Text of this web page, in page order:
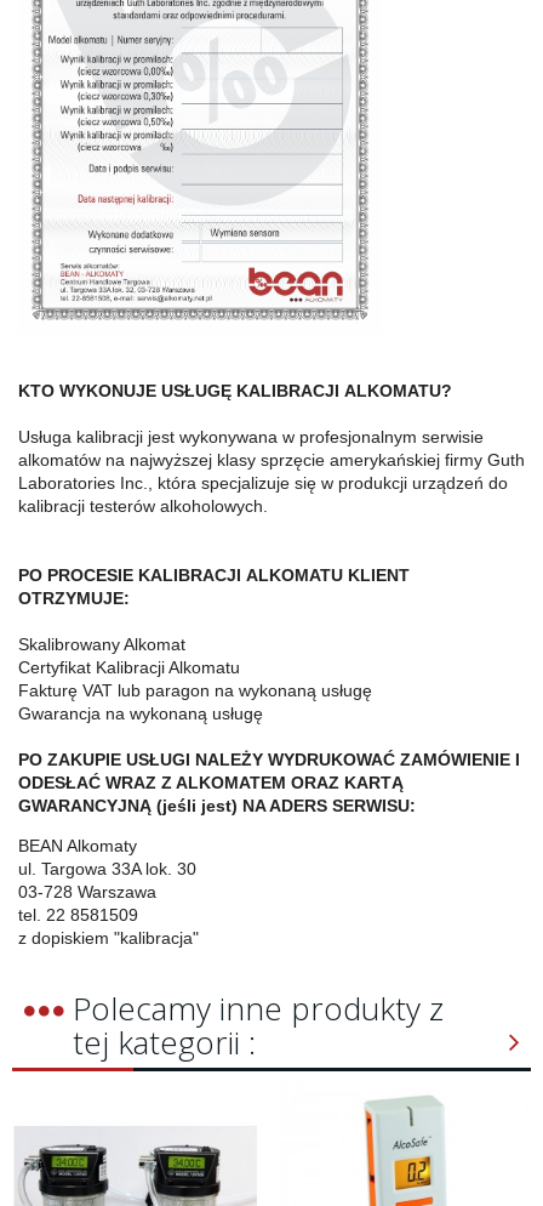
KTO WYKONUJE USŁUGĘ KALIBRACJI ALKOMATU?
Usługa kalibracji jest wykonywana w profesjonalnym serwisie
alkomatów na najwyższej klasy sprzęcie amerykańskiej firmy Guth
Laboratories Inc., która specjalizuje się w produkcji urządzeń do
kalibracji testerów alkoholowych.
PO PROCESIE KALIBRACJI ALKOMATU KLIENT
OTRZYMUJE:
Skalibrowany Alkomat
Certyfikat Kalibracji Alkomatu
Fakturę VAT lub paragon na wykonaną usługę
Gwarancja na wykonaną usługę
PO ZAKUPIE USŁUGI NALEŻY WYDRUKOWAĆ ZAMÓWIENIE I
ODESŁAĆ WRAZ Z ALKOMATEM ORAZ KARTĄ
GWARANCYJNĄ (jeśli jest) NA ADERS SERWISU:
BEAN Alkomaty
ul. Targowa 33A lok. 30
03-728 Warszawa
tel. 22 8581509
z dopiskiem "kalibracja"
Polecamy inne produkty z
tej kategorii :